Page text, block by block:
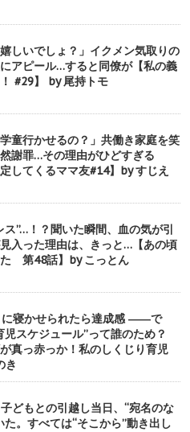
嬉しいでしょ？」イクメン気取りの
アピール…すると同僚が【私の義
#29】 by 尾持トモ
学童行かせるの？」共働き家庭を笑
謝罪…その理由がひどすぎる
定してくるママ友#14】by すじえ
ス”…！？聞いた瞬間、血の気が引
入った理由は、きっと…【あの頃
第48話】by こっとん
に寝かせられたら達成感 ――で
児スケジュール”って誰のため？
が真っ赤っか！私のしくじり育児
き
どもとの引越し当日、“宛名のな
た。すべては“そこから”動き出し